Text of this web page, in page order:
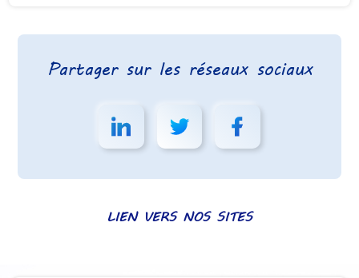
Partager sur les réseaux sociaux
LIEN VERS NOS SITES